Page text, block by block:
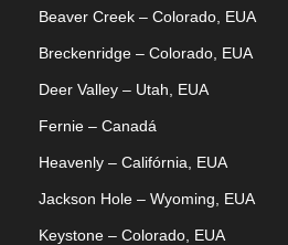
Beaver Creek – Colorado, EUA
Breckenridge – Colorado, EUA
Deer Valley – Utah, EUA
Fernie – Canadá
Heavenly – Califórnia, EUA
Jackson Hole – Wyoming, EUA
Keystone – Colorado, EUA